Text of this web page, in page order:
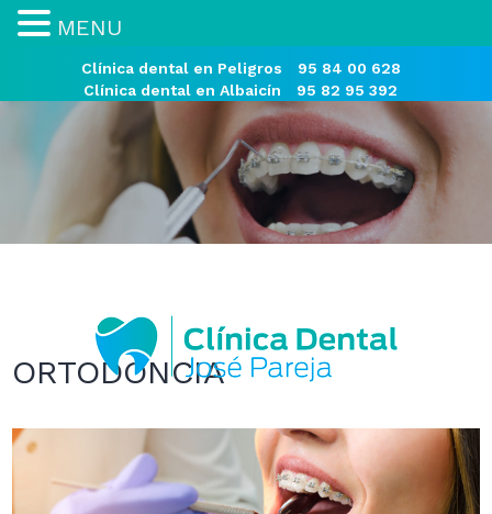
Clínica dental en Peligros
95 84 00 628
Clínica dental en Albaicín
95 82 95 392
ORTODONCIA
MENU